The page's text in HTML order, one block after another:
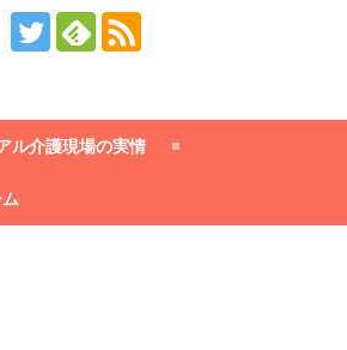
ル介護現場の実情